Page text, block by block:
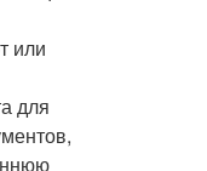
или
для